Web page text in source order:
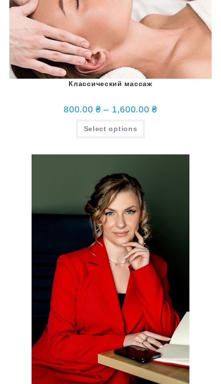
Классический массаж
800.00₴ – 1,600.00₴
Select options